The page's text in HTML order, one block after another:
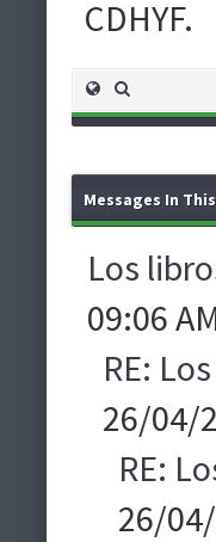
CDHYF.
Messages In
Los
09:06
RE:
26/04/
RE:
26/